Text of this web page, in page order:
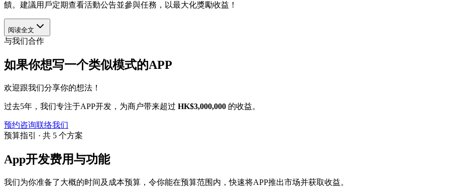
饋。建議用戶定期查看活動公告並參與任務，以最大化獎勵收益！
阅读全文
与我们合作
如果你想写一个类似模式的APP
欢迎跟我们分享你的想法！
过去5年，我们专注于APP开发，为商户带来超过 HK$3,000,000 的收益。
预约咨询联络我们
预算指引 · 共 5 个方案
App开发费用与功能
我们为你准备了大概的时间及成本预算，令你能在预算范围内，快速将APP推出市场并获取收益。